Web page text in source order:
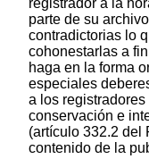
parte de su
contradictorias lo
cohonestarlas a
haga en la forma
especiales
a los
conservación e
(artículo 332.2 del
contenido de la